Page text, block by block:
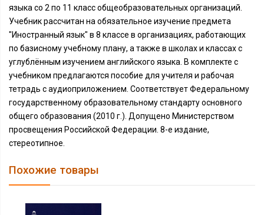
языка со 2 по 11 класс общеобразовательных организаций.
Учебник рассчитан на обязательное изучение предмета
"Иностранный язык" в 8 классе в организациях, работающих
по базисному учебному плану, а также в школах и классах с
углублённым изучением английского языка. В комплекте с
учебником предлагаются пособие для учителя и рабочая
тетрадь с аудиоприложением. Соответствует Федеральному
государственному образовательному стандарту основного
общего образования (2010 г.). Допущено Министерством
просвещения Российской Федерации. 8-е издание,
стереотипное.
Похожие товары